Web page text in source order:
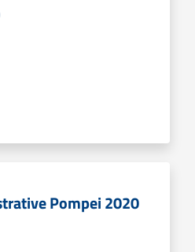
Pompei 2020